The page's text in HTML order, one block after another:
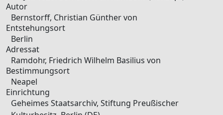
Autor
Bernstorff, Christian Günther von
Entstehungsort
Berlin
Adressat
Ramdohr, Friedrich Wilhelm Basilius von
Bestimmungsort
Neapel
Einrichtung
Geheimes Staatsarchiv, Stiftung Preußischer